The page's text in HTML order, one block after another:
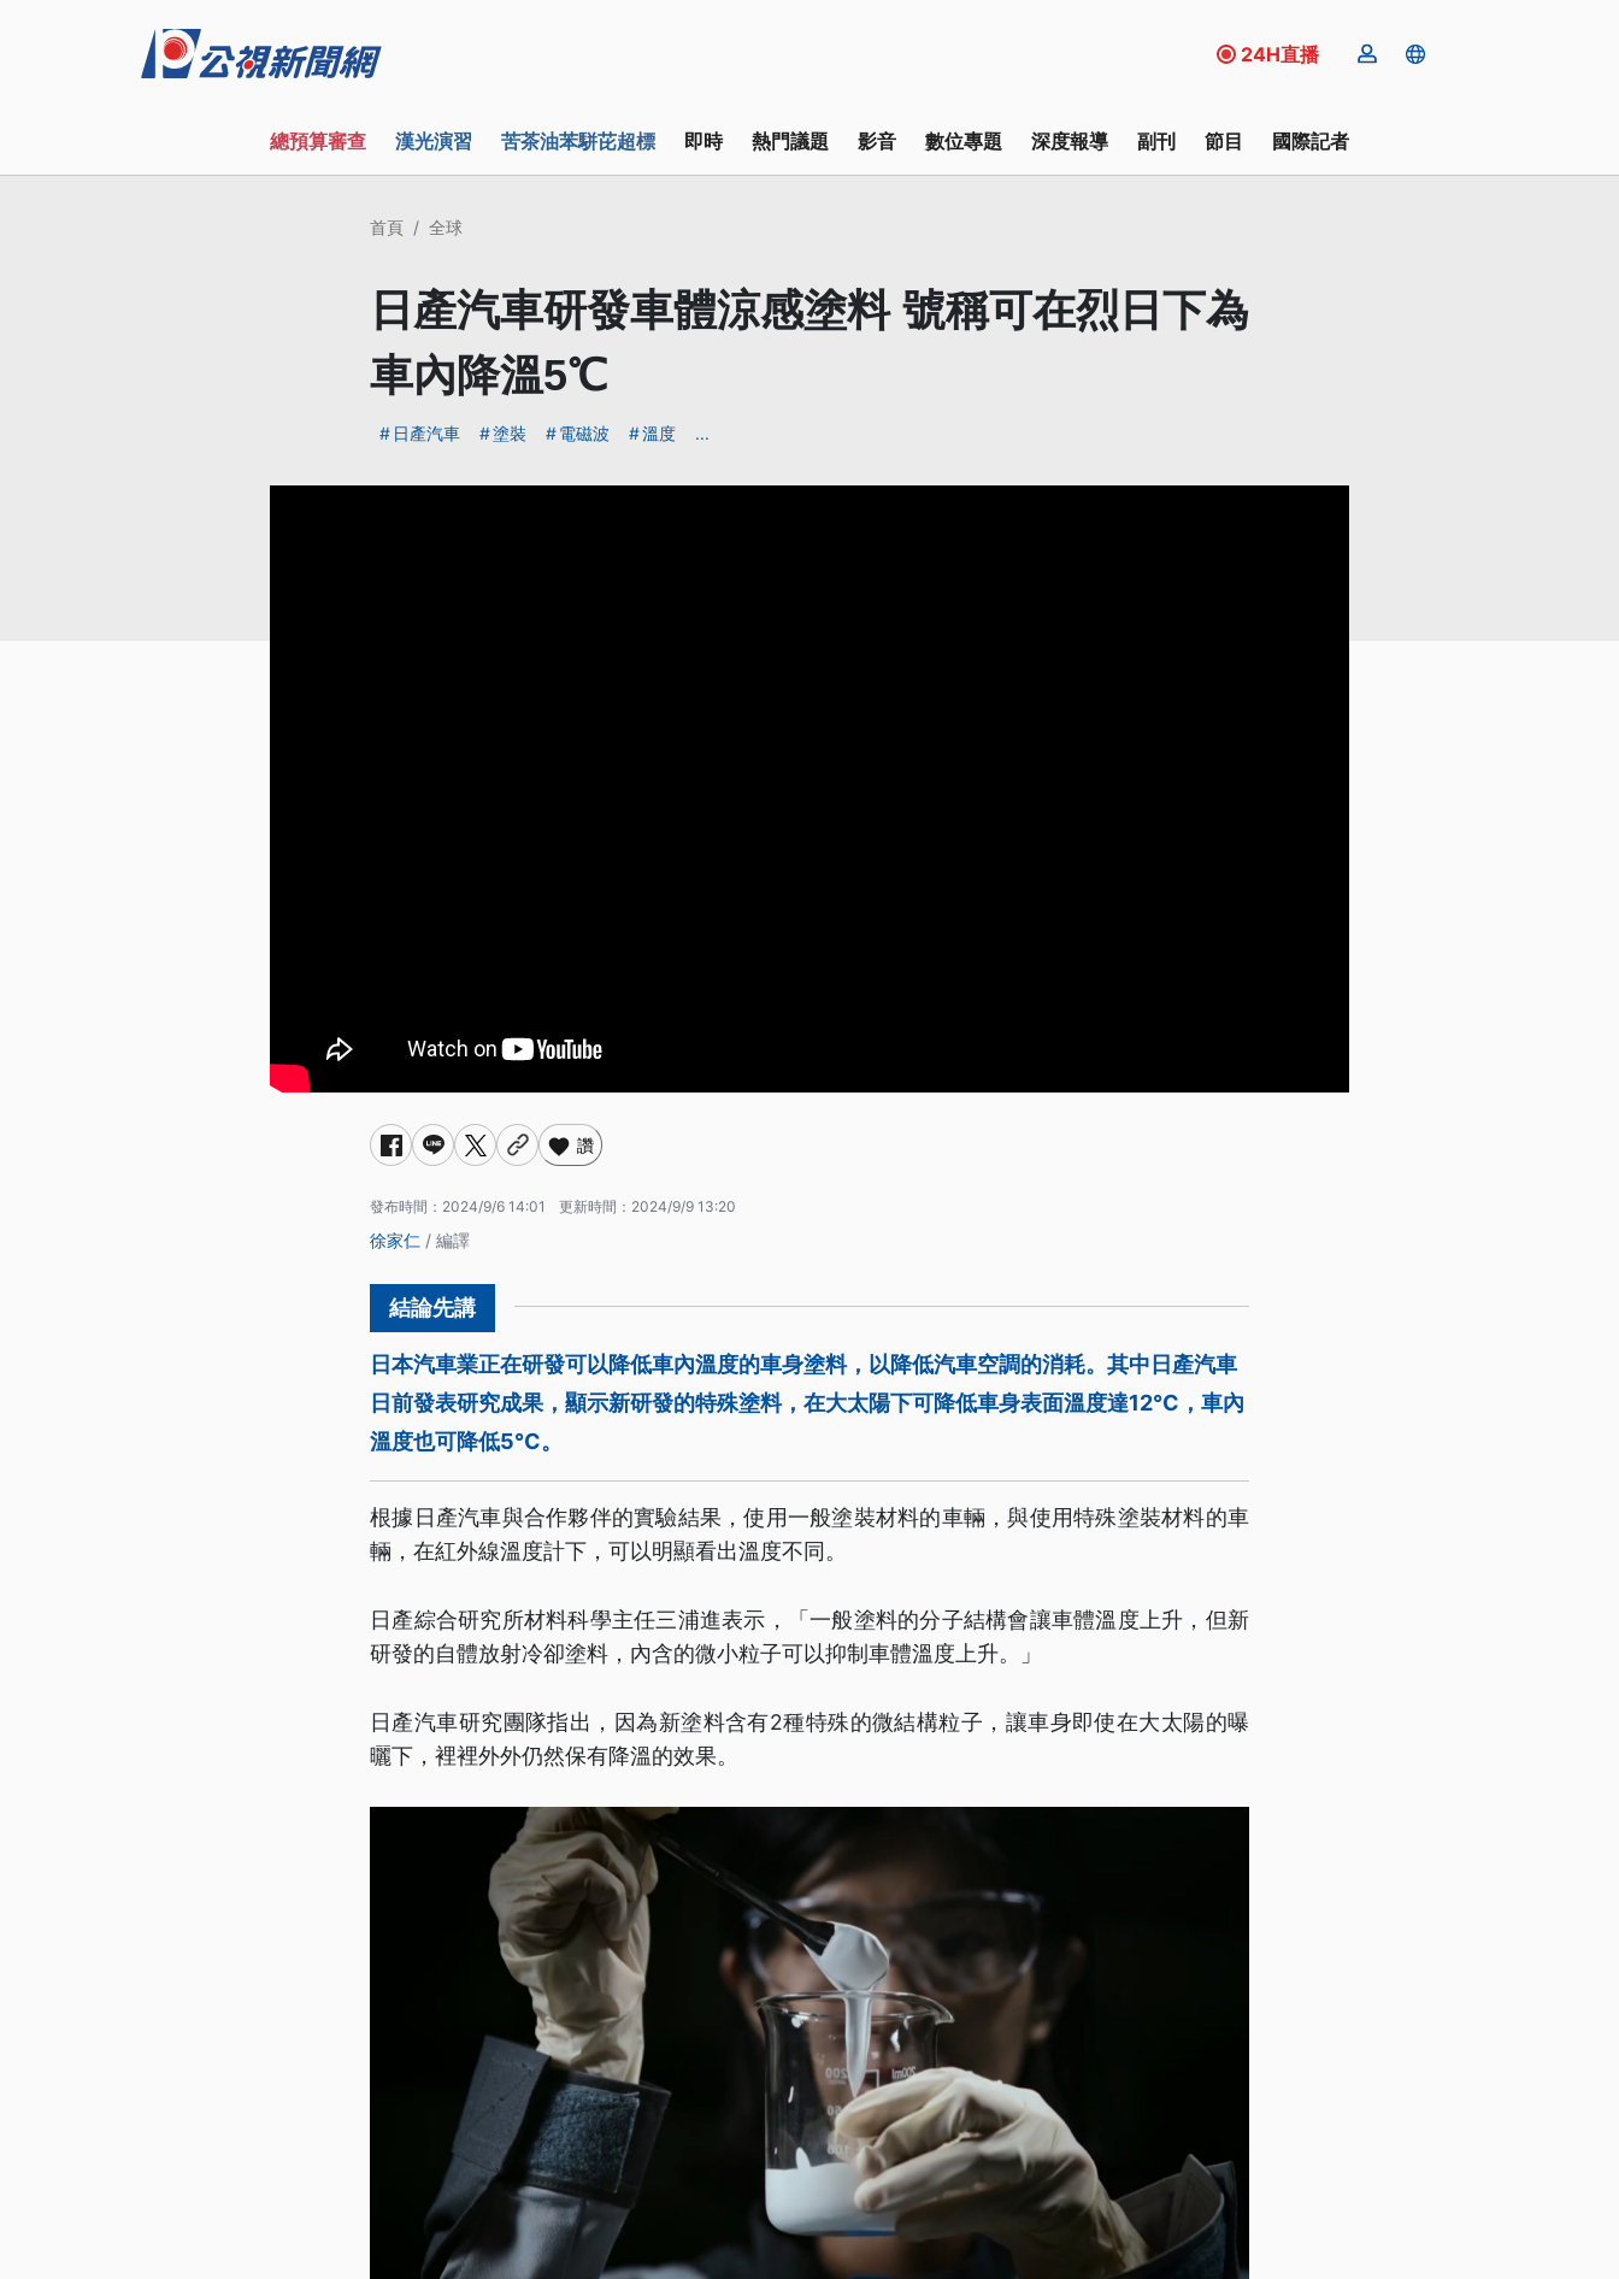
24H直播
總預算審查 漢光演習 苦茶油苯駢芘超標 即時 熱門議題 影音 數位專題 深度報導 副刊 節目 國際記者
首頁 全球
日產汽車研發車體涼感塗料 號稱可在烈日下為
車內降溫5℃
日產汽車 塗裝 電磁波 溫度 ...
讚
發布時間： 2024/9/6 14:01 更新時間： 2024/9/9 13:20
徐家仁 / 編譯
日本汽車業正在研發可以降低車內溫度的車身塗料，以降低汽車空調的消耗。其中日產汽車
日前發表研究成果，顯示新研發的特殊塗料，在大太陽下可降低車身表面溫度達12°C，車內
溫度也可降低5°C。
根據日產汽車與合作夥伴的實驗結果，使用一般塗裝材料的車輛，與使用特殊塗裝材料的車
輛，在紅外線溫度計下，可以明顯看出溫度不同。
日產綜合研究所材料科學主任三浦進表示，「一般塗料的分子結構會讓車體溫度上升，但新
研發的自體放射冷卻塗料，內含的微小粒子可以抑制車體溫度上升。」
日產汽車研究團隊指出，因為新塗料含有2種特殊的微結構粒子，讓車身即使在大太陽的曝
曬下，裡裡外外仍然保有降溫的效果。